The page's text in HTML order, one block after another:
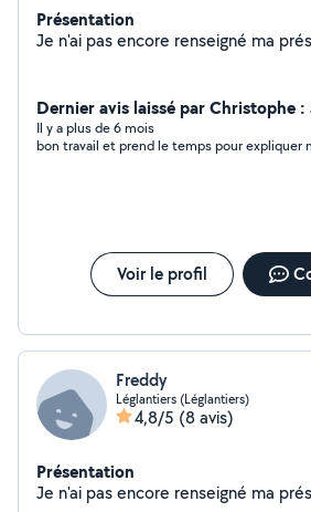
Présentation
Je n'ai pas
Dernier avis laissé par Christophe
Il y a plus de 6 mois
bon
Voir le profil
Freddy
Léglantiers (Léglantiers)
4,8/5 (8 avis)
Présentation
Je n'ai pas